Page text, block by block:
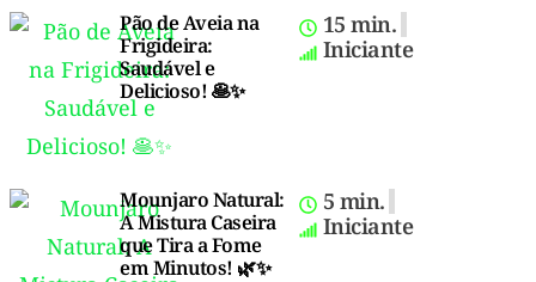
Pão de Aveia na
Frigideira:
Saudável e
Delicioso! 🥞✨
15 min.
Iniciante
Mounjaro Natural:
A Mistura Caseira
que Tira a Fome
em Minutos! 🌿✨
5 min.
Iniciante